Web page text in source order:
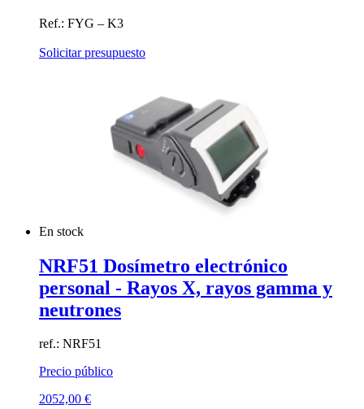
Ref.: FYG – K3
Solicitar presupuesto
En stock
NRF51 Dosímetro electrónico
personal - Rayos X, rayos gamma y
neutrones
ref.: NRF51
Precio público
2052,00 €